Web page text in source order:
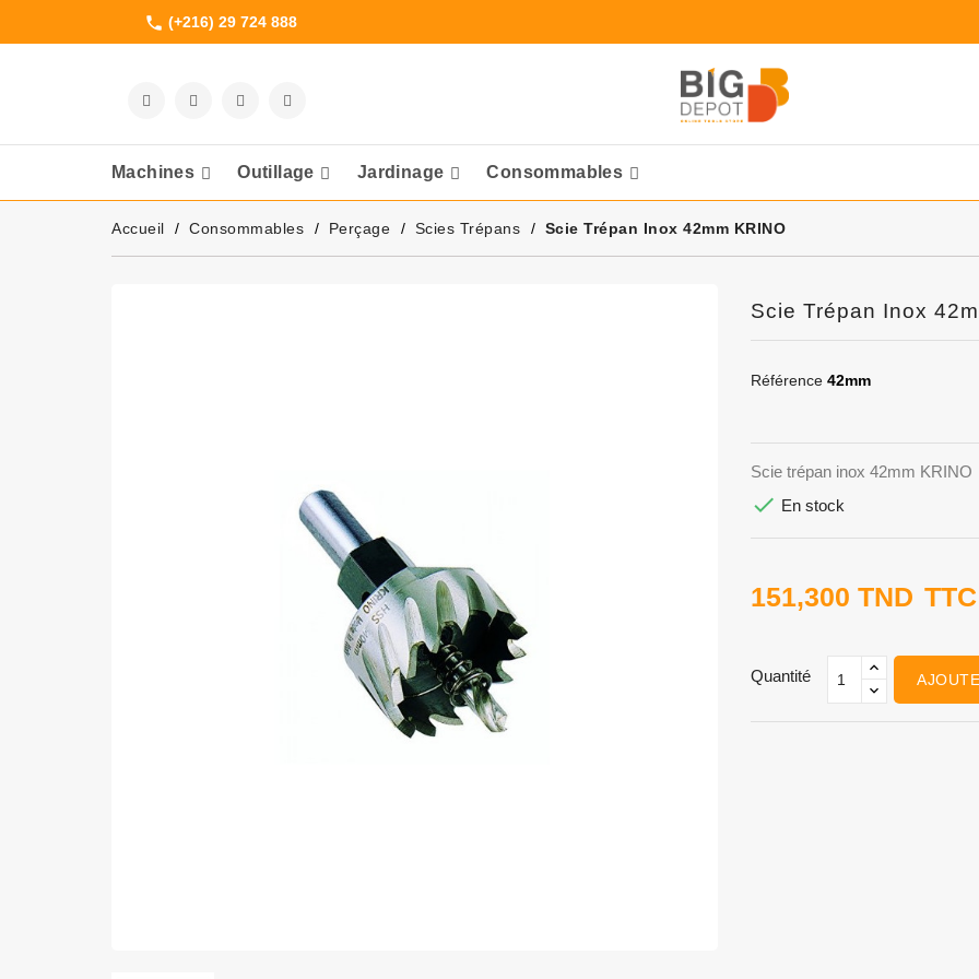
phone (+216) 29 724 888
Machines Outillage Jardinage Consommables
Accueil Consommables Perçage Scies Trépans Scie Trépan Inox 42mm KRINO
Scie Trépan Inox
Référence 42mm
Scie trépan inox 42mm KRINO
 En stock
151,300 TND TTC
Quantité